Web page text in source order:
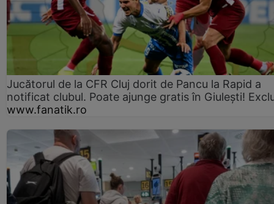
Jucătorul de la CFR Cluj dorit de Pancu la Rapid a
notificat clubul. Poate ajunge gratis în Giulești!
www.fanatik.ro